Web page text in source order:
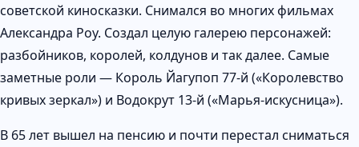
советской киносказки. Снимался во многих фильмах
Александра Роу. Создал целую галерею персонажей:
разбойников, королей, колдунов и так далее. Самые
заметные роли — Король Йагупоп 77-й («Королевство
кривых зеркал») и Водокрут 13-й («Марья-искусница»).
В 65 лет вышел на пенсию и почти перестал сниматься